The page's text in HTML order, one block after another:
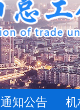
通知公告